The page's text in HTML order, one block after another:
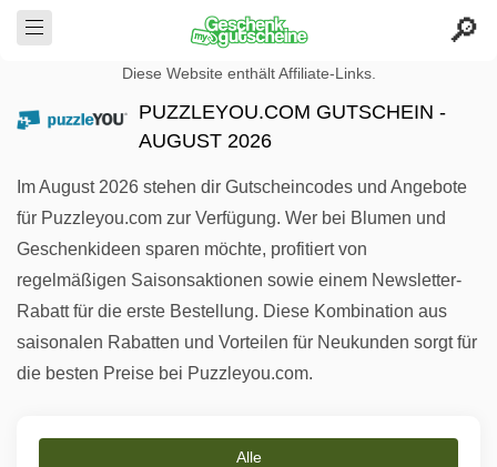
Diese Website enthält Affiliate-Links.
PUZZLEYOU.COM GUTSCHEIN -
AUGUST 2026
Im August 2026 stehen dir Gutscheincodes und Angebote
für Puzzleyou.com zur Verfügung. Wer bei Blumen und
Geschenkideen sparen möchte, profitiert von
regelmäßigen Saisonsaktionen sowie einem Newsletter-
Rabatt für die erste Bestellung. Diese Kombination aus
saisonalen Rabatten und Vorteilen für Neukunden sorgt für
die besten Preise bei Puzzleyou.com.
Alle